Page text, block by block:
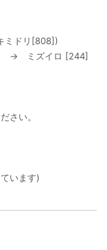
ミドリ[808])
→ ミズイロ [244]
さい。
います)